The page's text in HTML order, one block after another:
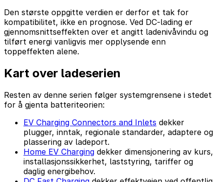
Den største oppgitte verdien er derfor et tak for
kompatibilitet, ikke en prognose. Ved DC-lading er
gjennomsnittseffekten over et angitt ladenivåvindu og
tilført energi vanligvis mer opplysende enn
toppeffekten alene.
Kart over ladeserien
Resten av denne serien følger systemgrensene i stedet
for å gjenta batteriteorien:
EV Charging Connectors and Inlets dekker
plugger, inntak, regionale standarder, adaptere og
plassering av ladeport.
Home EV Charging dekker dimensjonering av kurs,
installasjonssikkerhet, laststyring, tariffer og
daglig energibehov.